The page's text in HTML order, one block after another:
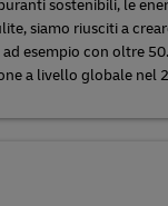
sostenibili, le
siamo riusciti a
ad esempio con oltre
a livello globale nel